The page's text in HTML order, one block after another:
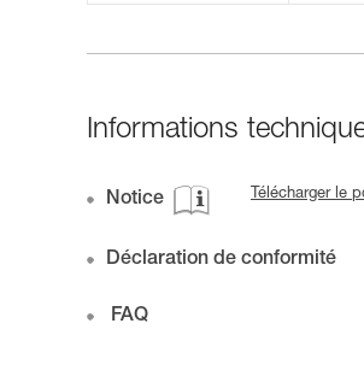
Informations
Notice Télécharger le
Déclaration de conformité
FAQ